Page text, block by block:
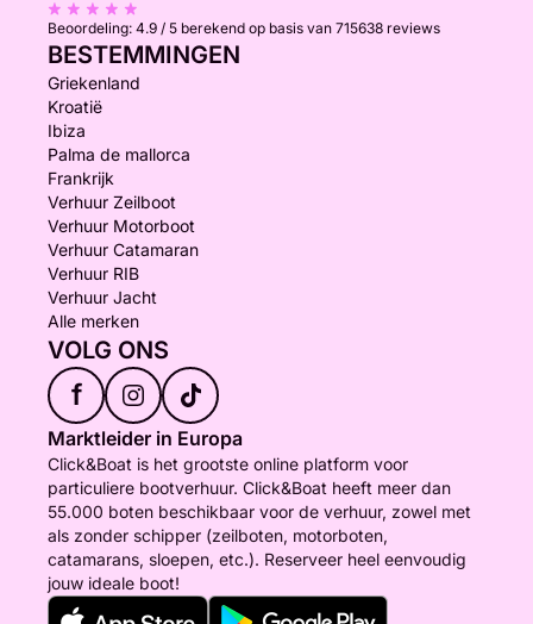
Beoordeling: 4.9 / 5 berekend op basis van 715638 reviews
BESTEMMINGEN
Griekenland
Kroatië
Ibiza
Palma de mallorca
Frankrijk
Verhuur Zeilboot
Verhuur Motorboot
Verhuur Catamaran
Verhuur RIB
Verhuur Jacht
Alle merken
VOLG ONS
f
Marktleider in Europa
Click&Boat is het grootste online platform voor
particuliere bootverhuur. Click&Boat heeft meer dan
55.000 boten beschikbaar voor de verhuur, zowel met
als zonder schipper (zeilboten, motorboten,
catamarans, sloepen, etc.). Reserveer heel eenvoudig
jouw ideale boot!